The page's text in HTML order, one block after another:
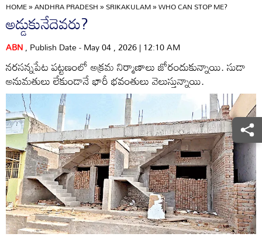
HOME»ANDHRA PRADESH»SRIKAKULAM»WHO CAN STOP ME?
అడ్డుకునేదెవరు?
ABN, Publish Date - May 04 , 2026 | 12:10 AM
నరసన్నపేట పట్టణంలో అక్రమ నిర్మాణాలు జోరందుకున్నాయి. సుడా
అనుమతులు లేకుండానే భారీ భవంతులు వెలుస్తున్నాయి.